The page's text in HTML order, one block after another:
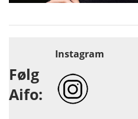
Følg
Aifo:
Instagram